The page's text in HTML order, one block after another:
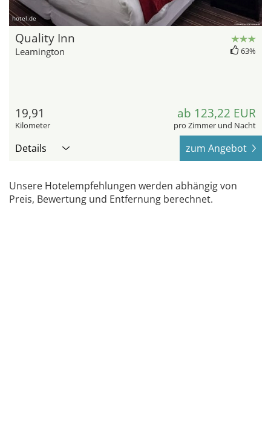
hotel.de
Quality Inn
Leamington 63%
19,91
Kilometer
ab 123,22 EUR
pro Zimmer und Nacht
Details zum Angebot
Unsere Hotelempfehlungen werden abhängig von
Preis, Bewertung und Entfernung berechnet.